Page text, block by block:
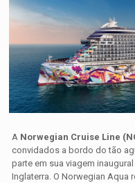
A Norwegian Cruise Line
convidados a bordo do tão
parte em sua viagem
Inglaterra.O Norwegian Aqua